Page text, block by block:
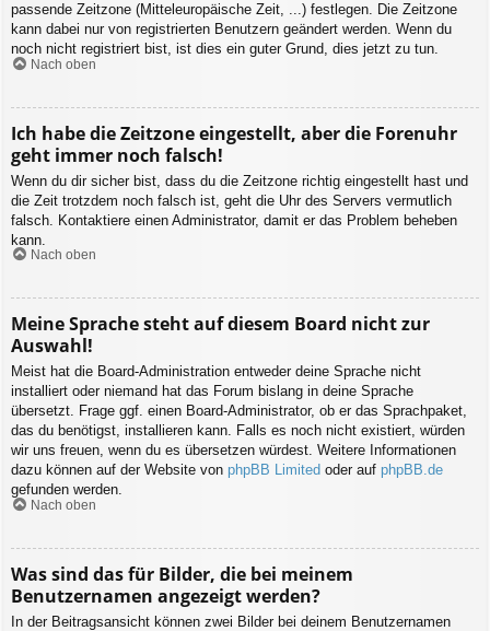
passende Zeitzone (Mitteleuropäische Zeit, ...) festlegen. Die Zeitzone
kann dabei nur von registrierten Benutzern geändert werden. Wenn du
noch nicht registriert bist, ist dies ein guter Grund, dies jetzt zu tun.
Nach oben
Ich habe die Zeitzone eingestellt, aber die Forenuhr
geht immer noch falsch!
Wenn du dir sicher bist, dass du die Zeitzone richtig eingestellt hast und
die Zeit trotzdem noch falsch ist, geht die Uhr des Servers vermutlich
falsch. Kontaktiere einen Administrator, damit er das Problem beheben
kann.
Nach oben
Meine Sprache steht auf diesem Board nicht zur
Auswahl!
Meist hat die Board-Administration entweder deine Sprache nicht
installiert oder niemand hat das Forum bislang in deine Sprache
übersetzt. Frage ggf. einen Board-Administrator, ob er das Sprachpaket,
das du benötigst, installieren kann. Falls es noch nicht existiert, würden
wir uns freuen, wenn du es übersetzen würdest. Weitere Informationen
dazu können auf der Website von phpBB Limited oder auf phpBB.de
gefunden werden.
Nach oben
Was sind das für Bilder, die bei meinem
Benutzernamen angezeigt werden?
In der Beitragsansicht können zwei Bilder bei deinem Benutzernamen